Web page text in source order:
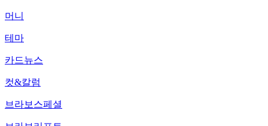
머니
테마
카드뉴스
컷&칼럼
브라보스페셜